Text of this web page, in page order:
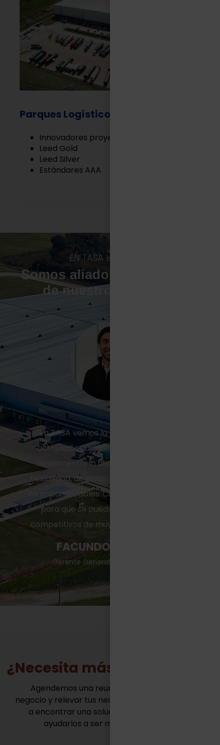
Parques Logísticos
Innovadores proyectos Built to Suit
Leed Gold
Leed Silver
Estándares AAA
EN TASA LOGÍSTICA
Somos aliados estratégicos
de nuestros clientes.
"En TASA vemos la logística como una
actividad apasionante, para la cual es
fundamental la disciplina, el orden y la
flexibilidad, de modo tal de resolver todos
los imponderables. Cumplimos un rol clave
para que se puedan hacer negocios
competitivos de muy variadas industrias.“
FACUNDO CASILLAS
Gerente General - TASA Logística
¿Necesita más información?
Agendemos una reunión para conocer tu
negocio y relevar tus necesidades. Juntos vamos
a encontrar una solución innovadora para
ayudarlos a ser mas competitivos.